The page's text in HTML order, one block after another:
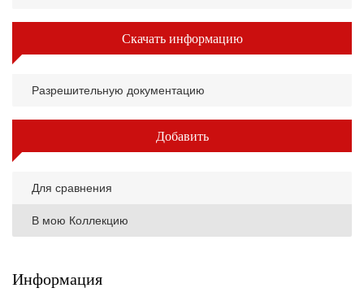
Скачать информацию
Разрешительную документацию
Добавить
Для сравнения
В мою Коллекцию
Информация